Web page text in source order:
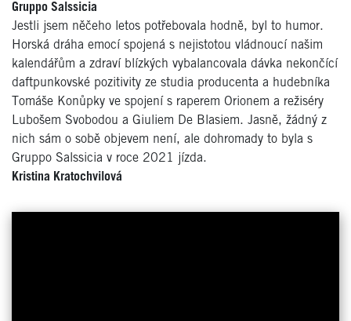
Gruppo Salssicia
​​Jestli jsem něčeho letos potřebovala hodně, byl to humor.
Horská dráha emocí spojená s nejistotou vládnoucí našim
kalendářům a zdraví blízkých vybalancovala dávka nekončící
daftpunkovské pozitivity ze studia producenta a hudebníka
Tomáše Konůpky ve spojení s raperem Orionem a režiséry
Lubošem Svobodou a Giuliem De Blasiem. Jasně, žádný z
nich sám o sobě objevem není, ale dohromady to byla s
Gruppo Salssicia v roce 2021 jízda.
Kristina Kratochvilová